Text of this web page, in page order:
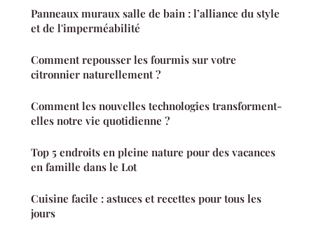
Panneaux muraux salle de bain : l’alliance du style
et de l'imperméabilité
Comment repousser les fourmis sur votre
citronnier naturellement ?
Comment les nouvelles technologies transforment-
elles notre vie quotidienne ?
Top 5 endroits en pleine nature pour des vacances
en famille dans le Lot
Cuisine facile : astuces et recettes pour tous les
jours